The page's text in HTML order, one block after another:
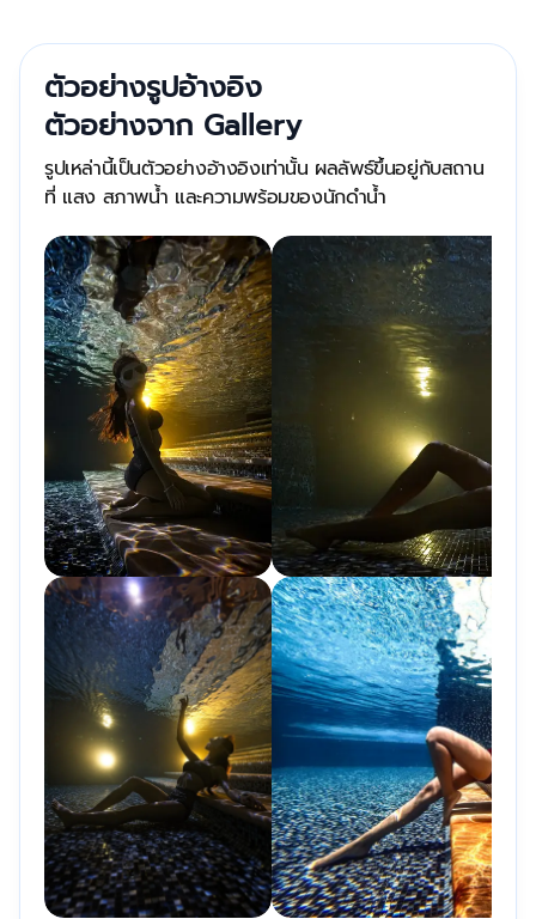
ตัวอย่างรูปอ้างอิง
ตัวอย่างจาก Gallery
รูปเหล่านี้เป็นตัวอย่างอ้างอิงเท่านั้น ผลลัพธ์ขึ้นอยู่กับสถาน
ที่ แสง สภาพน้ำ และความพร้อมของนักดำน้ำ